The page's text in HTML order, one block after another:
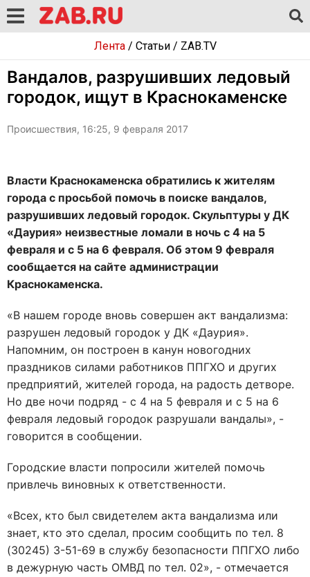
Лента/ Статьи/ ZAB.TV
Вандалов, разрушивших ледовый
городок, ищут в Краснокаменске
Происшествия, 16:25, 9 февраля 2017
Власти Краснокаменска обратились к жителям
города с просьбой помочь в поиске вандалов,
разрушивших ледовый городок. Скульптуры у ДК
«Даурия» неизвестные ломали в ночь с 4 на 5
февраля и с 5 на 6 февраля. Об этом 9 февраля
сообщается на сайте администрации
Краснокаменска.
«В нашем городе вновь совершен акт вандализма:
разрушен ледовый городок у ДК «Даурия».
Напомним, он построен в канун новогодних
праздников силами работников ППГХО и других
предприятий, жителей города, на радость детворе.
Но две ночи подряд - с 4 на 5 февраля и с 5 на 6
февраля ледовый городок разрушали вандалы», -
говорится в сообщении.
Городские власти попросили жителей помочь
привлечь виновных к ответственности.
«Всех, кто был свидетелем акта вандализма или
знает, кто это сделал, просим сообщить по тел. 8
(30245) 3-51-69 в службу безопасности ППГХО либо
в дежурную часть ОМВД по тел. 02», - отмечается